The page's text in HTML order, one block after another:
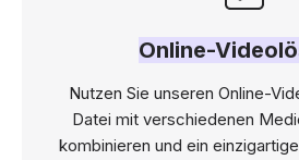
Online-
Nutzen Sie unseren Online-
Datei mit verschiedenen
kombinieren und ein